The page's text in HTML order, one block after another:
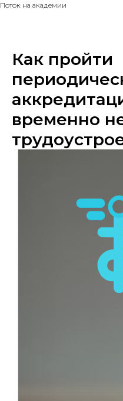
Поток на академии
Как пройти
временно